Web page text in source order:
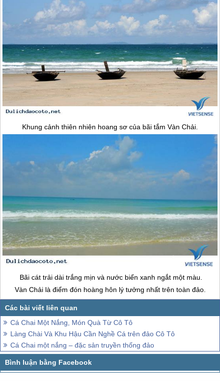
Khung cảnh thiên nhiên hoang sơ của bãi tắm Vàn Chải.
Bãi cát trải dài trắng mịn và nước biển xanh ngắt một màu.
Vàn Chải là điểm đón hoàng hôn lý tưởng nhất trên toàn đảo.
Cá Chai Một Nắng, Món Quà Từ Cô Tô
Làng Chài Và Khu Hậu Cần Nghề Cá trên đảo Cô Tô
Cá Chai một nắng – đặc sản truyền thống đảo